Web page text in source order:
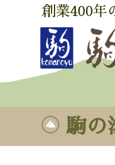
創業400年
駒の